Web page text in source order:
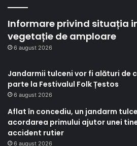
Informare privind situația
vegetație de amploare
6 august 2026
Jandarmii tulceni vor fi alături de
parte la Festivalul Folk Țestos
6 august 2026
Aflat în concediu, un jandarm
acordarea primului ajutor unei
accident rutier
6 august 2026